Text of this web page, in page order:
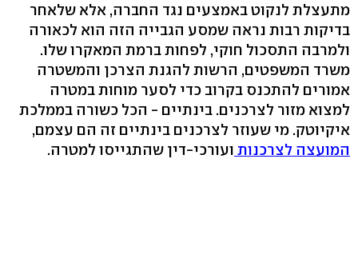
מתעצלת לנקוט באמצעים נגד החברה, אלא שלאחר
בדיקות רבות נראה שמסע הגבייה הזה הוא לכאורה
ולמרבה התסכול חוקי, לפחות ברמת המאקרו שלו.
משרד המשפטים, הרשות להגנת הצרכן והמשטרה
אמורים להתכנס בקרוב כדי לסער מוחות במטרה
למצוא מזור לצרכנים. בינתיים - הכל כשורה בממלכת
איקיוטק. מי שעוזר לצרכנים בינתיים זה הם עצמם,
המועצה לצרכנות ועורכי-דין שהתגייסו למטרה.